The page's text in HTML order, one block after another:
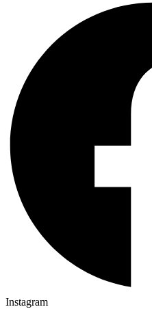
Instagram